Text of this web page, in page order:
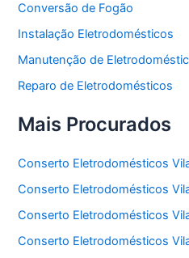
Conversão de Fogão
Instalação Eletrodomésticos
Manutenção de
Reparo de Eletrodomésticos
Mais Procurados
Conserto Eletrodomésticos
Conserto Eletrodomésticos
Conserto Eletrodomésticos
Conserto Eletrodomésticos